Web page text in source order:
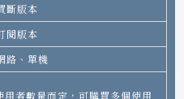
斷版本
閱版本
路、單機
者數量而定，可購買多個使用